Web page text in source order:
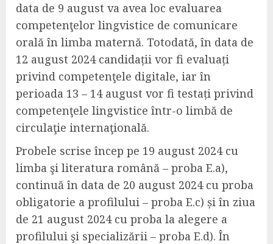
data de 9 august va avea loc evaluarea
competenţelor lingvistice de comunicare
orală în limba maternă. Totodată, în data de
12 august 2024 candidații vor fi evaluați
privind competenţele digitale, iar în
perioada 13 – 14 august vor fi testați privind
competenţele lingvistice într-o limbă de
circulaţie internaţională.
Probele scrise încep pe 19 august 2024 cu
limba şi literatura română – proba E.a),
continuă în data de 20 august 2024 cu proba
obligatorie a profilului – proba E.c) și în ziua
de 21 august 2024 cu proba la alegere a
profilului şi specializării – proba E.d). În